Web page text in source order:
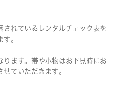
れているレンタルチェック表を
。
ます。帯や小物はお下見時にお
ていただきます。